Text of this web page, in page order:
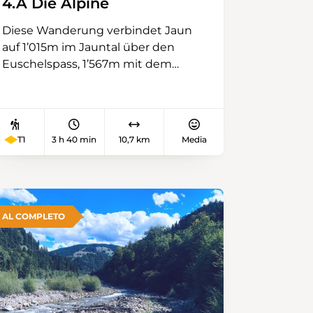
Diese Wanderung verbindet Jaun
auf 1’015m im Jauntal über den
Euschelspass, 1’567m mit dem
auf die Gastlosen-Kette.
T1 3 h 40 min 10,7 km Media
AL COMPLETO